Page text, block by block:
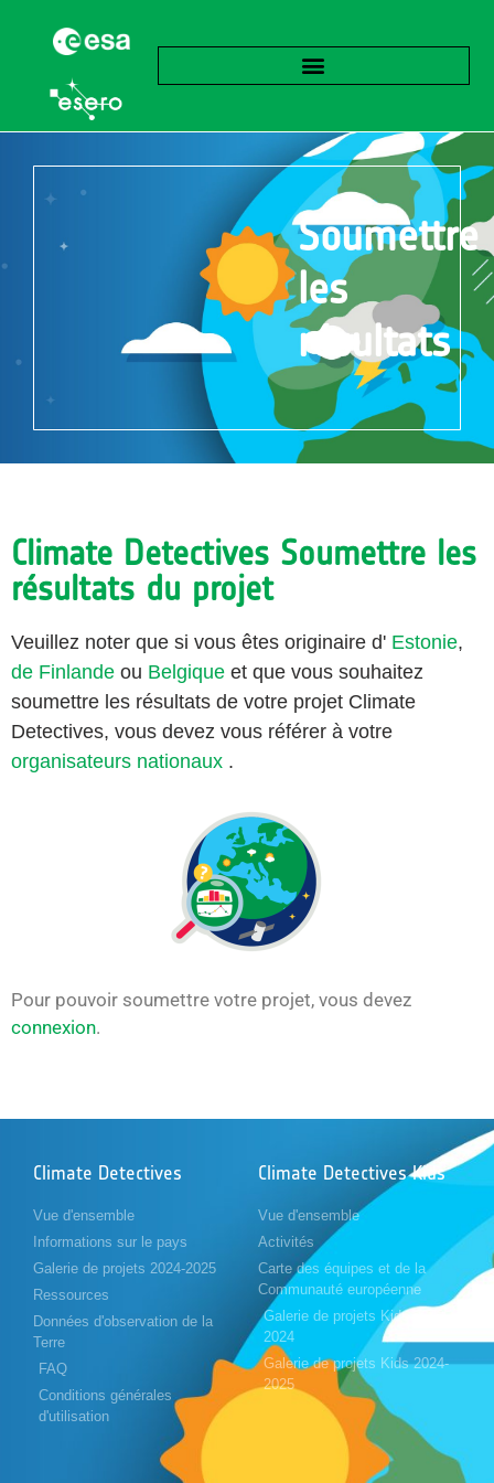
Soumettre
les
résultats
Climate Detectives Soumettre les
résultats du projet
Veuillez noter que si vous êtes originaire d' Estonie,
de Finlande ou Belgique et que vous souhaitez
soumettre les résultats de votre projet Climate
Detectives, vous devez vous référer à votre
organisateurs nationaux .
Pour pouvoir soumettre votre projet, vous devez
connexion.
Climate Detectives
Vue d'ensemble
Informations sur le pays
Galerie de projets 2024-2025
Ressources
Données d'observation de la
Terre
FAQ
Conditions générales
d'utilisation
Climate Detectives Kids
Vue d'ensemble
Activités
Carte des équipes et de la
Communauté européenne
Galerie de projets Kids 2023-
2024
Galerie de projets Kids 2024-
2025